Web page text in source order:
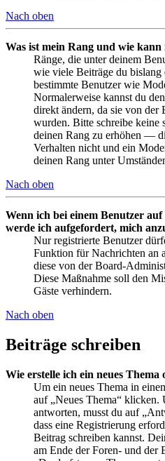
Nach oben
Was ist mein Rang und wie
Ränge, die unter deinem
wie viele Beiträge du bislang
bestimmte Benutzer wie
Normalerweise kannst du
direkt ändern, da sie von
wurden. Bitte schreibe keine
deinen Rang zu erhöhen —
Verhalten nicht und ein
deinen Rang unter
Nach oben
Wenn ich bei einem Benutzer
werde ich aufgefordert, mich
Nur registrierte Benutzer
Funktion für Nachrichten an
diese von der Board-
Diese Maßnahme soll den
Gäste verhindern.
Nach oben
Beiträge schreiben
Wie erstelle ich ein neues
Um ein neues Thema in
auf „Neues Thema“ klicken.
antworten, musst du auf
dass eine Registrierung
Beitrag schreiben kannst.
am Ende der Foren- und der